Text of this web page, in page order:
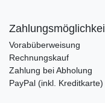
Vorabüberweisung
Rechnungskauf
Zahlung bei Abholung
PayPal (inkl. Kreditkarte)